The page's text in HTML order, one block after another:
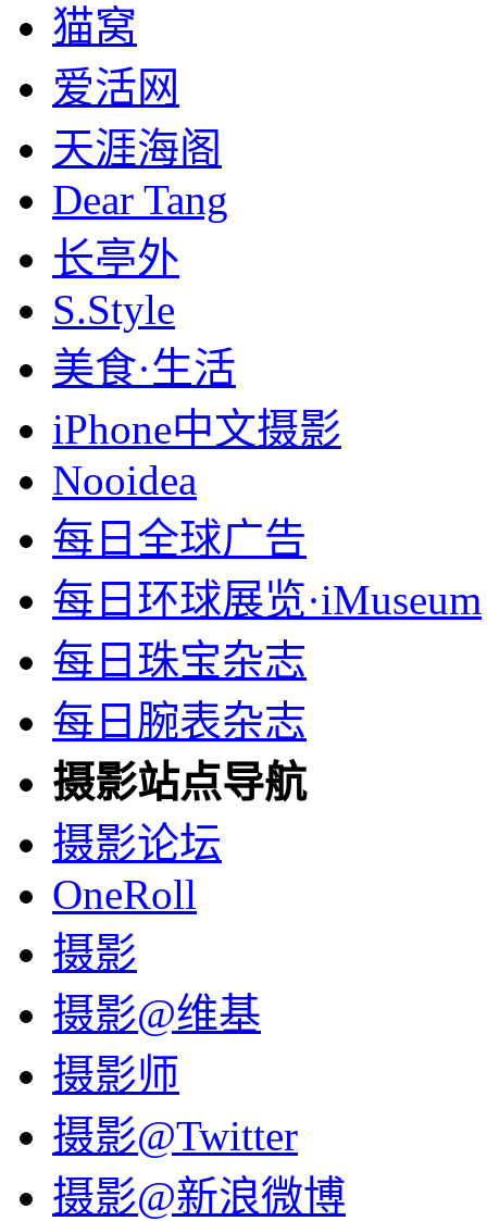
猫窝
爱活网
天涯海阁
Dear Tang
长亭外
S.Style
美食·生活
iPhone中文摄影
Nooidea
每日全球广告
每日环球展览·iMuseum
每日珠宝杂志
每日腕表杂志
摄影站点导航
摄影论坛
OneRoll
摄影
摄影@维基
摄影师
摄影@Twitter
摄影@新浪微博